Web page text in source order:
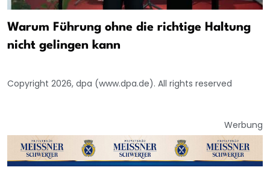
Warum Führung ohne die richtige Haltung
nicht gelingen kann
Copyright 2026, dpa (www.dpa.de). All rights reserved
Werbung